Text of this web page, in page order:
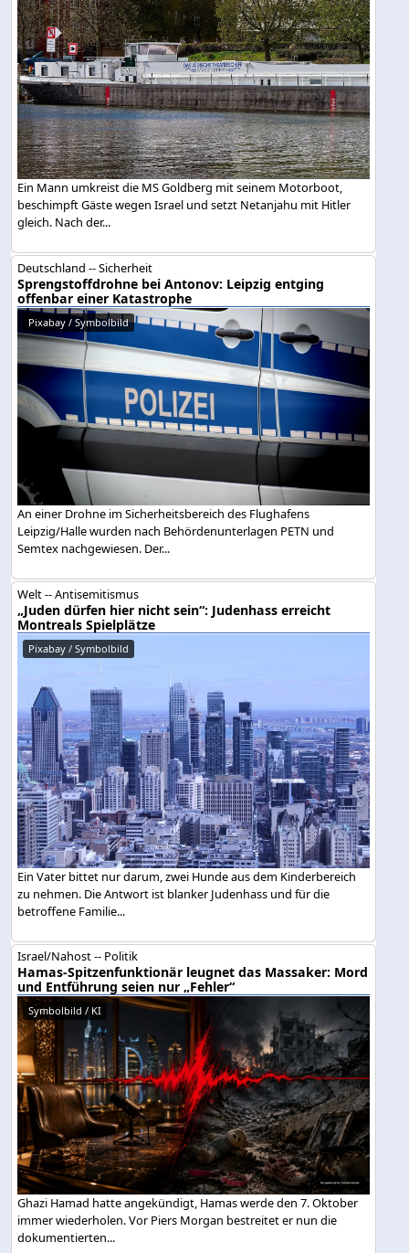
Ein Mann umkreist die MS Goldberg mit seinem Motorboot,
beschimpft Gäste wegen Israel und setzt Netanjahu mit Hitler
gleich. Nach der...
Deutschland -- Sicherheit
Sprengstoffdrohne bei Antonov: Leipzig entging
offenbar einer Katastrophe
Pixabay / Symbolbild
An einer Drohne im Sicherheitsbereich des Flughafens
Leipzig/Halle wurden nach Behördenunterlagen PETN und
Semtex nachgewiesen. Der...
Welt -- Antisemitismus
„Juden dürfen hier nicht sein“: Judenhass erreicht
Montreals Spielplätze
Pixabay / Symbolbild
Ein Vater bittet nur darum, zwei Hunde aus dem Kinderbereich
zu nehmen. Die Antwort ist blanker Judenhass und für die
betroffene Familie...
Israel/Nahost -- Politik
Hamas-Spitzenfunktionär leugnet das Massaker: Mord
und Entführung seien nur „Fehler“
Symbolbild / KI
Ghazi Hamad hatte angekündigt, Hamas werde den 7. Oktober
immer wiederholen. Vor Piers Morgan bestreitet er nun die
dokumentierten...